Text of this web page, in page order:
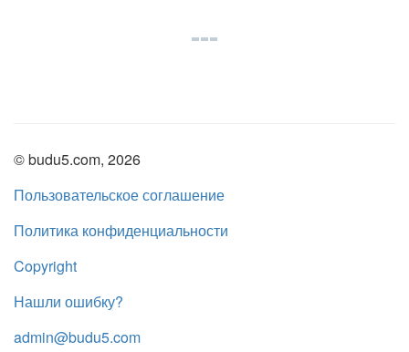
© budu5.com, 2026
Пользовательское соглашение
Политика конфиденциальности
Copyright
Нашли ошибку?
admin@budu5.com